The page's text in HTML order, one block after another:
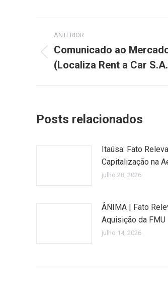
Navegação
de
post:
ANTERIOR
anterior:
Comunicado ao
(Localiza Rent a Car
Posts relacionados
Itaúsa: Fato
Capitalização na
julho 28, 2026
ÂNIMA | Fato
Aquisição da FMU
julho 14, 2026